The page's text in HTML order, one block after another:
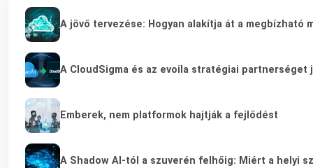
A jövő tervezése: Hogyan alakítja át a
A CloudSigma és az evoila stratégiai
Emberek, nem platformok hajtják a fejlődést
A Shadow AI-tól a szuverén felhőig: Miért a helyi